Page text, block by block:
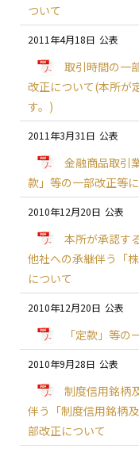
ついて
2011年4月18日
取引時間の一
改正について(本所が
す。)
2011年3月31日
金融商品取引
款」等の一部改正等
2010年12月20日
本所が承認す
他社への承継伴う「
について
2010年12月20日
「定款」等の
2010年9月28日
制度信用銘柄
伴う「制度信用銘柄
部改正について